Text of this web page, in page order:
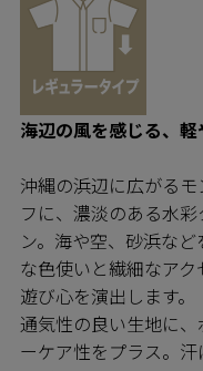
海辺の風を感じる、
沖縄の浜辺に広がる
フに、濃淡のある水
ン。海や空、砂浜な
な色使いと繊細なア
遊び心を演出します。
通気性の良い生地に
ーケア性をプラス。汗